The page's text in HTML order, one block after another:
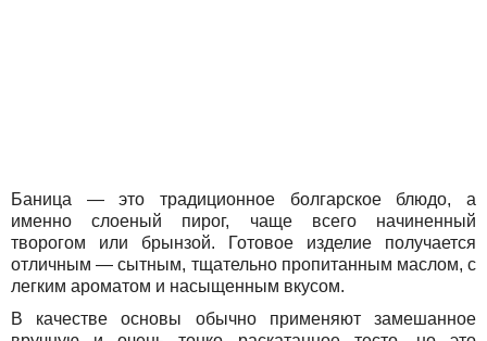
Баница — это традиционное болгарское блюдо, а
именно слоеный пирог, чаще всего начиненный
творогом или брынзой. Готовое изделие получается
отличным — сытным, тщательно пропитанным маслом, с
легким ароматом и насыщенным вкусом.
В качестве основы обычно применяют замешанное